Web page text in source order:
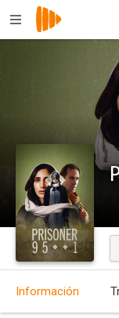
Información